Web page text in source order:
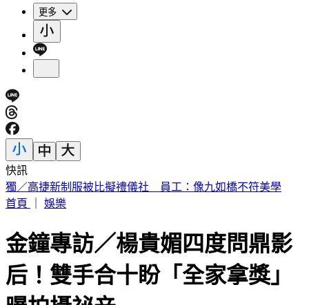
更多
快訊
富婆砸錢當女主「強加60場吻戲」 男星崩潰發聲：往我嘴裡
伸舌頭
金鐘專訪／楊貴媚四度問鼎影
后！雙手合十盼「全家拿獎」